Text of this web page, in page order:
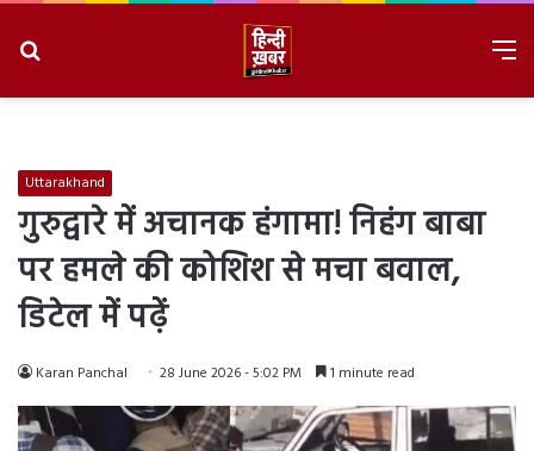
Uttarakhand
गुरुद्वारे में अचानक हंगामा! निहंग बाबा
पर हमले की कोशिश से मचा बवाल,
डिटेल में पढ़ें
Karan Panchal 28 June 2026 - 5:02 PM 1 minute read